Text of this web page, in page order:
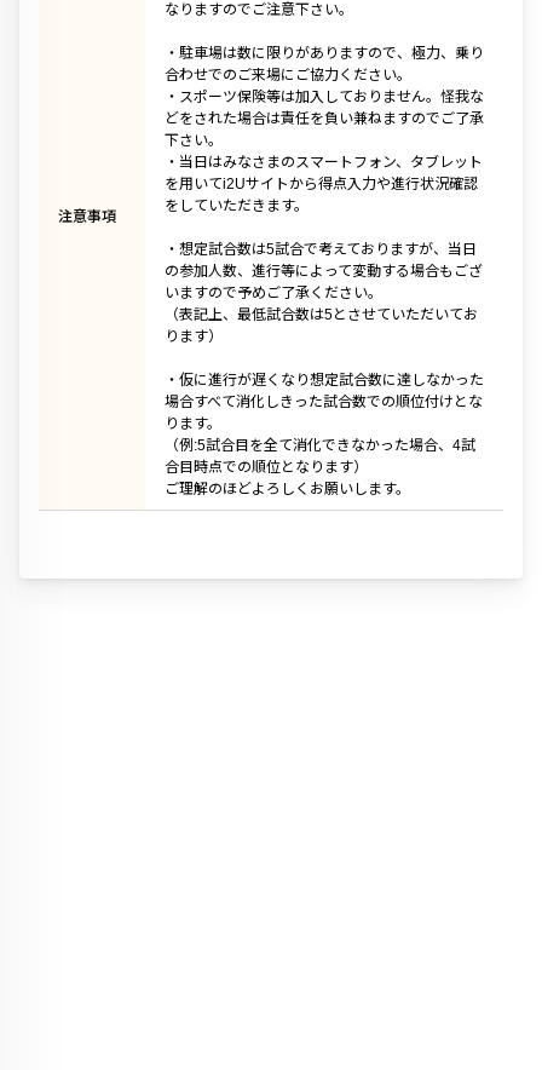
注意事項
なりますのでご注意下さい。
・駐車場は数に限りがありますので、極力、乗り
合わせでのご来場にご協力ください。
・スポーツ保険等は加入しておりません。怪我な
どをされた場合は責任を負い兼ねますのでご了承
下さい。
・当日はみなさまのスマートフォン、タブレット
を用いてi2Uサイトから得点入力や進行状況確認
をしていただきます。
・想定試合数は5試合で考えておりますが、当日
の参加人数、進行等によって変動する場合もござ
いますので予めご了承ください。
（表記上、最低試合数は5とさせていただいてお
ります）
・仮に進行が遅くなり想定試合数に達しなかった
場合すべて消化しきった試合数での順位付けとな
ります。
（例:5試合目を全て消化できなかった場合、4試
合目時点での順位となります）
ご理解のほどよろしくお願いします。